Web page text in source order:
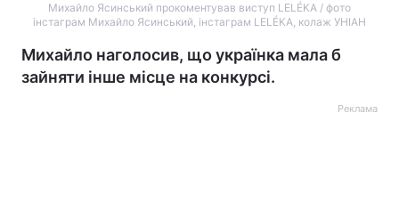
Михайло Ясинський прокоментував виступ LELÉKA / фото
інстаграм Михайло Ясинський, інстаграм LELÉKA, колаж УНІАН
Михайло наголосив, що українка мала б
зайняти інше місце на конкурсі.
Реклама